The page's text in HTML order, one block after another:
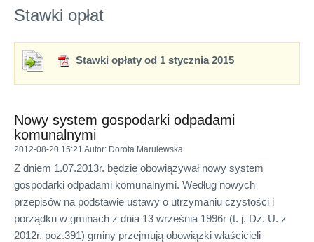
Stawki opłat
Stawki opłaty od 1 stycznia 2015
Nowy system gospodarki odpadami
komunalnymi
2012-08-20 15:21 Autor: Dorota Marulewska
Z dniem 1.07.2013r. będzie obowiązywał nowy system
gospodarki odpadami komunalnymi. Według nowych
przepisów na podstawie ustawy o utrzymaniu czystości i
porządku w gminach z dnia 13 września 1996r (t. j. Dz. U. z
2012r. poz.391) gminy przejmują obowiązki właścicieli